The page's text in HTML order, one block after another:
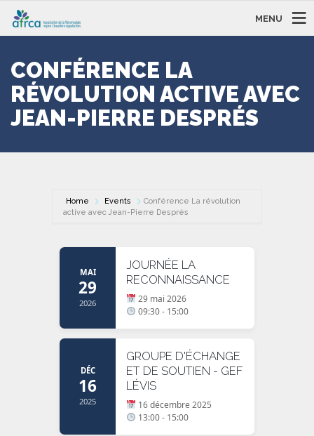
MENU
CONFÉRENCE LA
RÉVOLUTION ACTIVE AVEC
JEAN-PIERRE DESPRÉS
Home Events
Conférence La révolution
active avec Jean-Pierre Després
MAI
29
2026
JOURNÉE LA
RECONNAISSANCE
29 mai 2026
09:30 - 15:00
DÉC
16
2025
GROUPE D'ÉCHANGE
ET DE SOUTIEN - GEF
LÉVIS
16 décembre 2025
13:00 - 15:00